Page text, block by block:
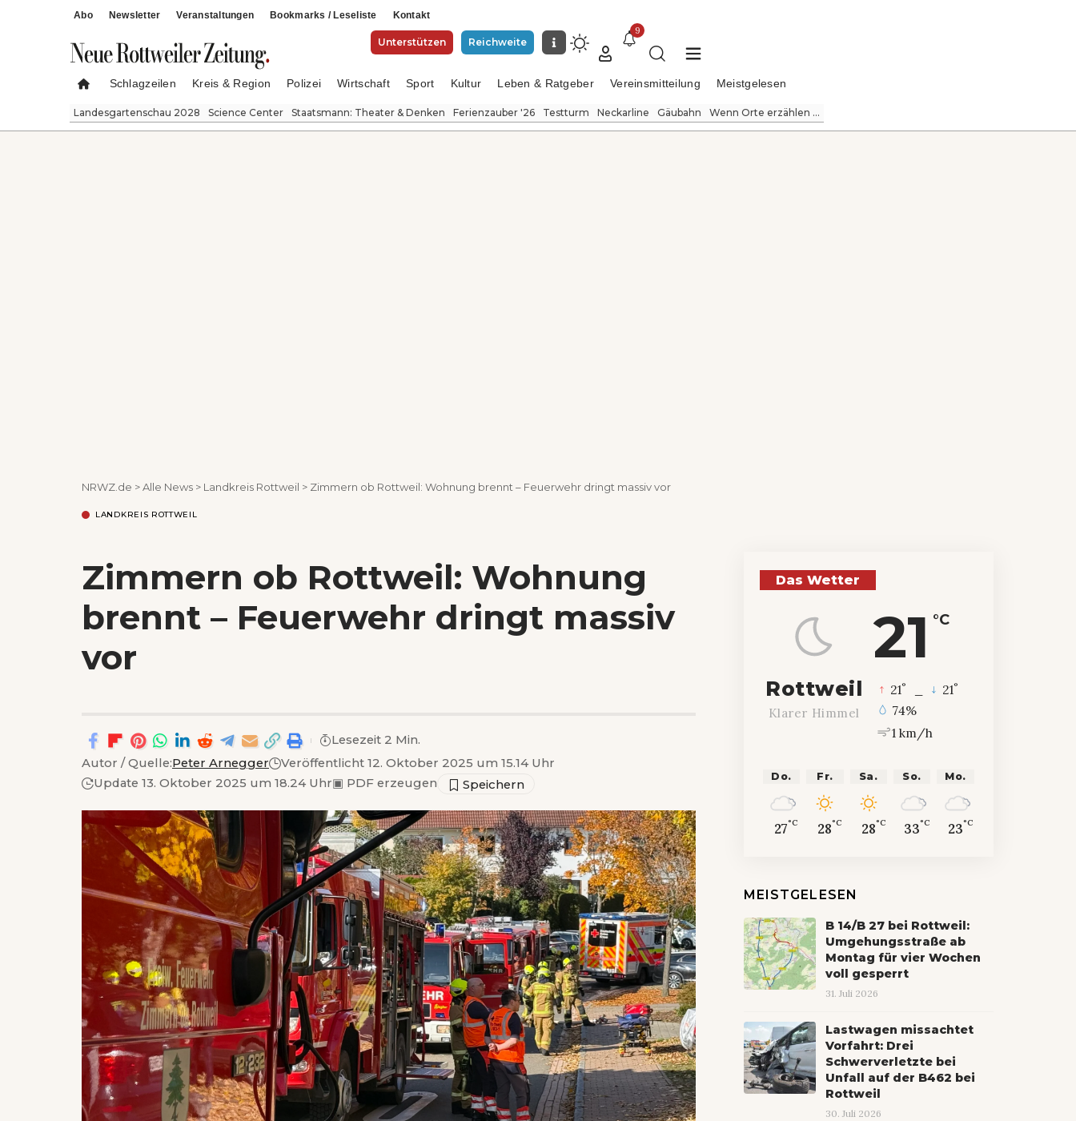
Abo Newsletter Veranstaltungen Bookmarks / Leseliste Kontakt
Unterstützen Reichweite
9
Schlagzeilen Kreis & Region Polizei Wirtschaft Sport Kultur Leben & Ratgeber Vereinsmitteilung Meistgelesen
Landesgartenschau 2028 Science Center Staatsmann: Theater & Denken Ferienzauber '26 Testturm Neckarline Gäubahn Wenn Orte erzählen ...
NRWZ.de >Alle News > Landkreis Rottweil > Zimmern ob Rottweil: Wohnung brennt – Feuerwehr dringt massiv vor
LANDKREIS ROTTWEIL
Zimmern ob Rottweil: Wohnung
brennt – Feuerwehr dringt massiv
vor
Autor / Quelle:Peter Arnegger
Veröffentlicht 12. Oktober 2025 um 15.14 Uhr
Update 13. Oktober 2025 um 18.24 Uhr▣ PDF erzeugen
Lesezeit 2 Min.
Das Wetter
21 °C
Rottweil
Klarer Himmel
21° 21°
74%
1 km/h
Do.
27°C
Fr.
28°C
Sa.
28°C
So.
33°C
Mo.
23°C
MEISTGELESEN
B 14/B 27 bei Rottweil:
Umgehungsstraße ab
Montag für vier Wochen
voll gesperrt
31. Juli 2026
Lastwagen missachtet
Vorfahrt: Drei
Schwerverletzte bei
Unfall auf der B462 bei
Rottweil
30. Juli 2026